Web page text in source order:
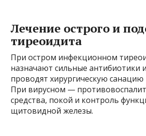
Лечение острого и
тиреоидита
При остром инфекционном
назначают сильные антибиотики
проводят хирургическую санацию
При вирусном —
средства, покой и контроль
щитовидной железы.